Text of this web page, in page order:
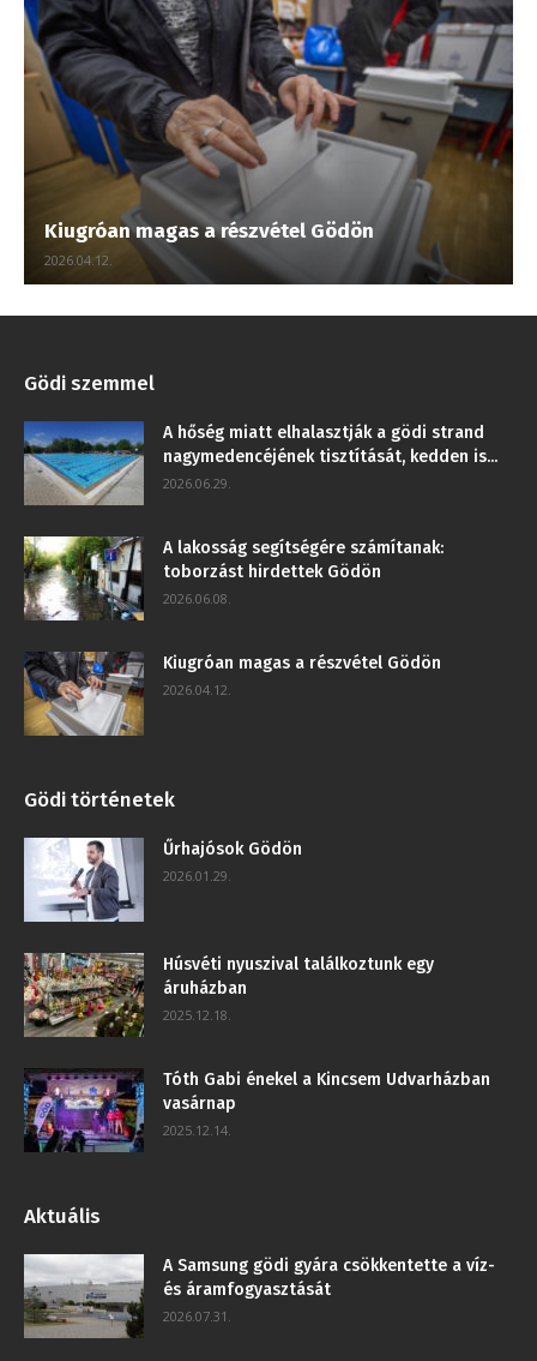
Kiugróan magas a részvétel Gödön
2026.04.12.
Gödi szemmel
A hőség miatt elhalasztják a gödi strand
nagymedencéjének tisztítását, kedden is...
2026.06.29.
A lakosság segítségére számítanak:
toborzást hirdettek Gödön
2026.06.08.
Kiugróan magas a részvétel Gödön
2026.04.12.
Gödi történetek
Űrhajósok Gödön
2026.01.29.
Húsvéti nyuszival találkoztunk egy
áruházban
2025.12.18.
Tóth Gabi énekel a Kincsem Udvarházban
vasárnap
2025.12.14.
Aktuális
A Samsung gödi gyára csökkentette a víz-
és áramfogyasztását
2026.07.31.